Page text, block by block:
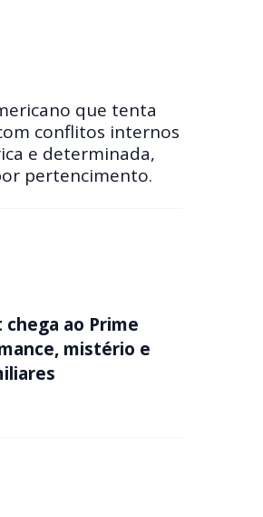
que tenta
conflitos internos
e determinada,
pertencimento.
ao Prime
mistério e